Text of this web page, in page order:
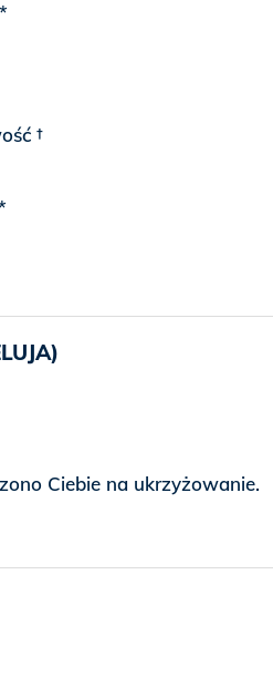
†
Ciebie na ukrzyżowanie.